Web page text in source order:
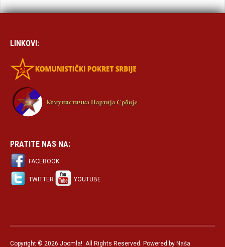
LINKOVI:
PRATITE NAS NA:
FACEBOOK
TWITTER YOUTUBE
Copyright © 2026 Joomla!. All Rights Reserved. Powered by Naša